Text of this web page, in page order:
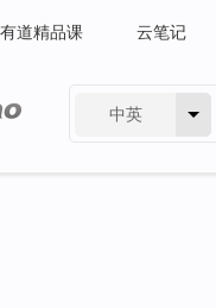
有道精品课 云笔记
中英